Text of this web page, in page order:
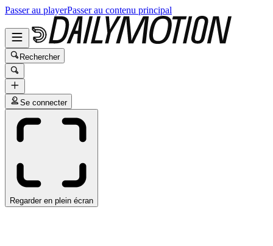
Passer au playerPasser au contenu principal
Rechercher
Se connecter
Regarder en plein écran